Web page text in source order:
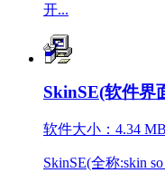
开...
SkinSE(软件界
软件大小：4.34 MB
SkinSE(全称:skin